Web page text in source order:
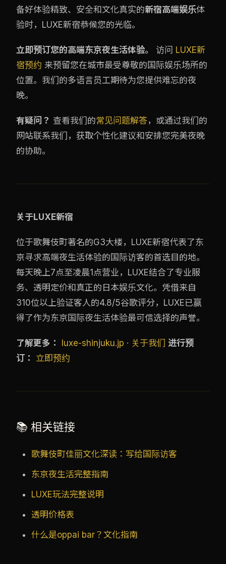
备好体验精致、安全和文化真实的新宿高端娱乐体
验时，LUXE新宿恭候您的光临。
立即预订您的高端东京夜生活体验。 访问 LUXE新
宿预约 来预留您在城市最受尊敬的国际娱乐场所的
位置。我们的多语言员工期待为您提供难忘的夜
晚。
有疑问？ 查看我们的常见问题解答，或通过我们的
网站联系我们，获取个性化建议和安排您完美夜晚
的协助。
关于LUXE新宿
位于歌舞伎町著名的G3大楼，LUXE新宿代表了东
京寻求高端夜生活体验的国际访客的首选目的地。
每天晚上7点至凌晨1点营业，LUXE结合了专业服
务、透明定价和真正的日本娱乐文化。凭借来自
310位以上验证客人的4.8/5谷歌评分，LUXE已赢
得了作为东京国际夜生活体验最可信选择的声誉。
了解更多： luxe-shinjuku.jp · 关于我们 进行预
订：
立即预约
📚 相关链接
歌舞伎町佳丽文化深读：写给国际访客
东京夜生活完整指南
LUXE玩法完整说明
透明价格表
什么是oppai bar？文化指南